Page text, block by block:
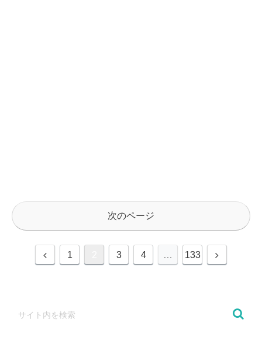
次のページ
1 3 4 … 133